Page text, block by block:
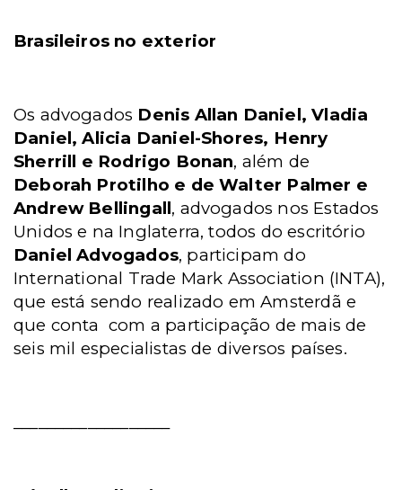
Brasileiros no exterior
Os advogados Denis Allan Daniel, Vladia
Daniel, Alicia Daniel-Shores, Henry
Sherrill e Rodrigo Bonan, além de
Deborah Protilho e de Walter Palmer e
Andrew Bellingall, advogados nos Estados
Unidos e na Inglaterra, todos do escritório
Daniel Advogados, participam do
International Trade Mark Association (INTA),
que está sendo realizado em Amsterdã e
que conta com a participação de mais de
seis mil especialistas de diversos países.